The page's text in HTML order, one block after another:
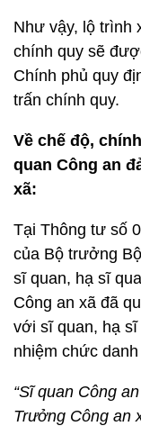
Như vậy, lộ trình
chính quy sẽ
Chính phủ quy
trấn chính quy.
Về chế độ,
quan Công an
xã:
Tại Thông tư số
của Bộ trưởng
sĩ quan, hạ sĩ
Công an xã đã
với sĩ quan, hạ sĩ
nhiệm chức
“Sĩ quan Công
Trưởng Công an